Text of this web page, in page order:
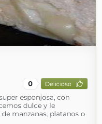
0 Delicioso
esponjosa, con
dulce y le
manzanas, platanos o